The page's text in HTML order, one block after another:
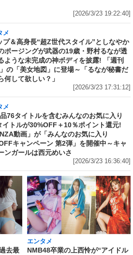
[2026/3/23 19:22:40]
メ
プ＆高身長“超Z世代スタイル”としなやか
ポージングが武器の19歳・野村るなが透
ような未完成の神ボディを披露! 「週刊
の「美女地図」に登場～「るなが秘書だ
何して欲しい？」
[2026/3/23 17:31:12]
メ
76タイトルを含むみんなのお気に入り
イトルが30%OFF＋10％ポイント還元!
動画」が「みんなのお気に入り
キャンペーン 第2弾」を開催中～キャ
ンガールは西元めいさ
[2026/3/23 16:36:40]
去最
エンタメ
NMB48卒業の上西怜が“アイドル